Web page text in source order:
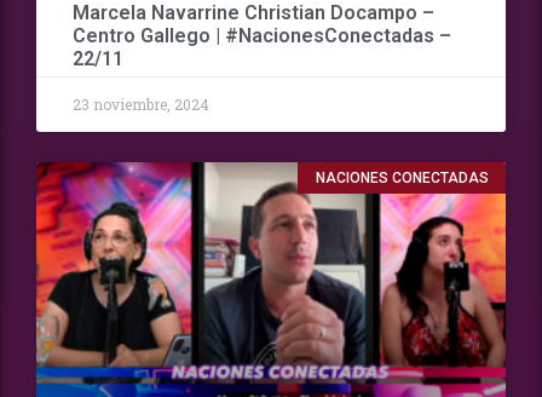
Marcela Navarrine Christian Docampo –
Centro Gallego | #NacionesConectadas –
22/11
23 noviembre, 2024
NACIONES CONECTADAS